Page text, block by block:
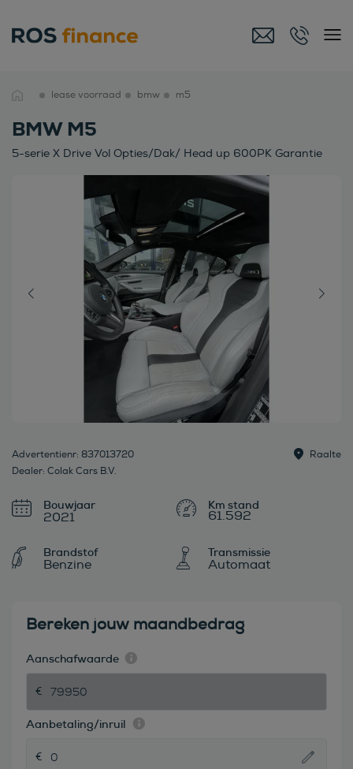
lease voorraad bmw m5
BMW M5
5-serie X Drive Vol Opties/Dak/ Head up 600PK Garantie
Advertentienr: 837013720
Dealer: Colak Cars B.V.
Raalte
Bouwjaar
2021 61.592
Brandstof
Benzine
Transmissie
Automaat
Bereken jouw maandbedrag
Aanschafwaarde
Aanbetaling/inruil